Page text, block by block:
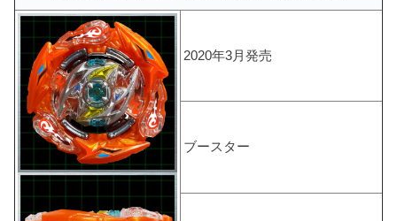
2020年3月発売
ブースター